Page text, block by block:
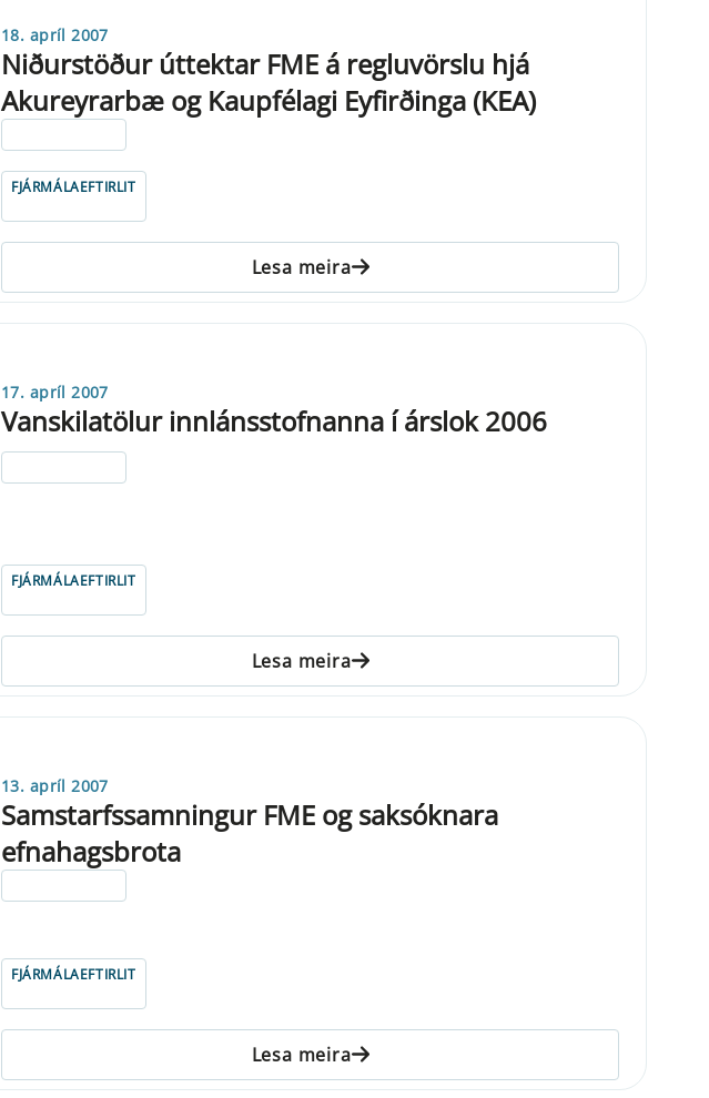
18. apríl 2007
Niðurstöður úttektar FME á regluvörslu hjá
Akureyrarbæ og Kaupfélagi Eyfirðinga (KEA)
FJÁRMÁLAEFTIRLIT
Lesa meira
17. apríl 2007
Vanskilatölur innlánsstofnanna í árslok 2006
FJÁRMÁLAEFTIRLIT
Lesa meira
13. apríl 2007
Samstarfssamningur FME og saksóknara
efnahagsbrota
FJÁRMÁLAEFTIRLIT
Lesa meira